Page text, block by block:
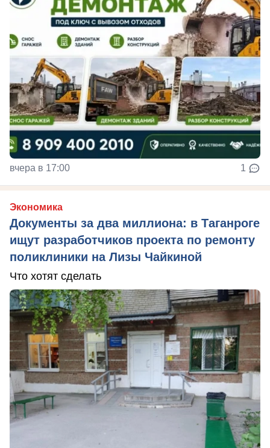
вчера в 17:00 1
Экономика
Документы за два миллиона: в Таганроге
ищут разработчиков проекта по ремонту
поликлиники на Лизы Чайкиной
Что хотят сделать